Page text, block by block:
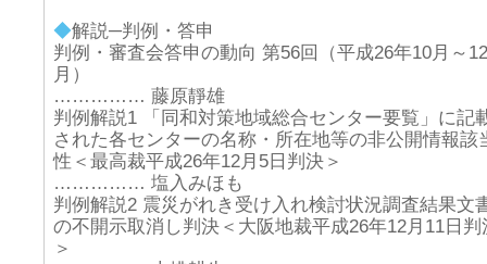
◆解説─判例・答申
判例・審査会答申の動向 第56回（平成26年10月～12
月）
…………… 藤原靜雄
判例解説1 「同和対策地域総合センター要覧」に記
された各センターの名称・所在地等の非公開情報該
性＜最高裁平成26年12月5日判決＞
…………… 塩入みほも
判例解説2 震災がれき受け入れ検討状況調査結果文
の不開示取消し判決＜大阪地裁平成26年12月11日判
＞